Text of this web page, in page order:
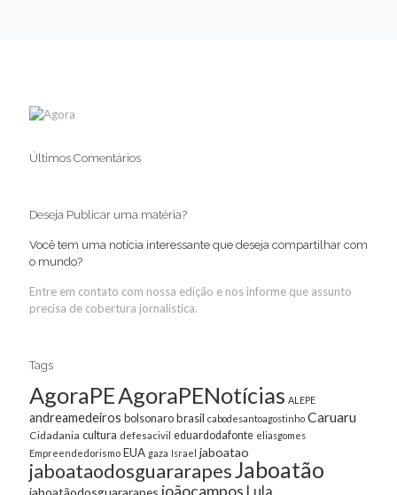
Últimos Comentários
Deseja Publicar uma matéria?
Você tem uma notícia interessante que deseja compartilhar com
o mundo?
Entre em contato com nossa edição e nos informe que assunto
precisa de cobertura jornalística.
Tags
AgoraPEAgoraPENotícias ALEPE
andreamedeiros bolsonarobrasil cabodesantoagostinho Caruaru
Cidadania cultura defesacivil eduardodafonte eliasgomes
Empreendedorismo EUA gaza Israel jaboatao
jaboataodosguararapesJaboatão
jaboatãodosguararapes joãocampos Lula